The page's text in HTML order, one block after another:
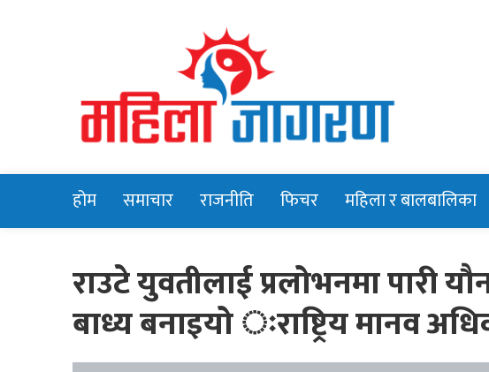
Mahilajagaran
होम समाचार राजनीति फिचर महिला र बालबालिका
राउटे युवतीलाई प्रलोभनमा पारी
बाध्य बनाइयो ःराष्ट्रिय मानव